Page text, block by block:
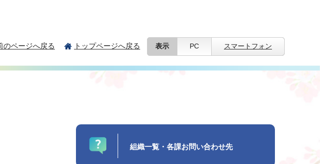
のページへ戻る トップページへ戻る 表示 PC スマートフォン
組織一覧・各課お問い合わせ先